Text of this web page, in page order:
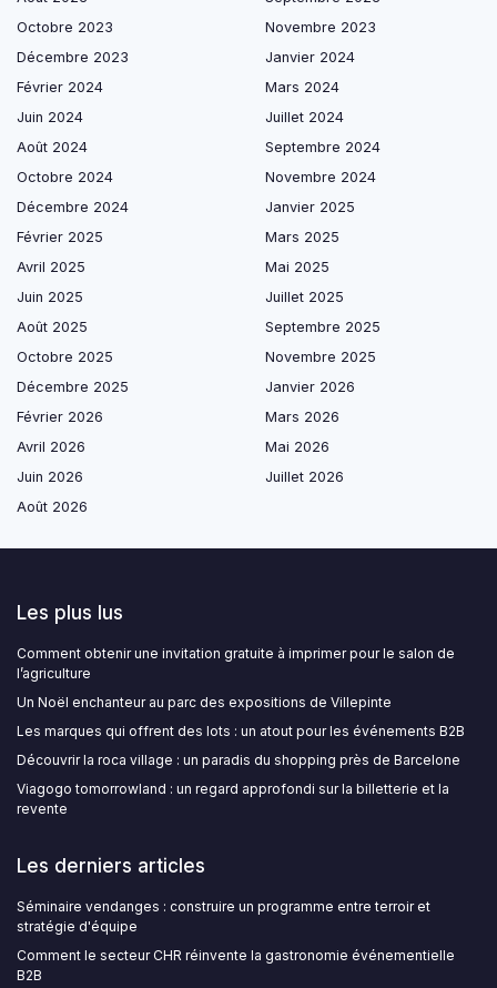
Octobre 2023
Novembre 2023
Décembre 2023
Janvier 2024
Février 2024
Mars 2024
Juin 2024
Juillet 2024
Août 2024
Septembre 2024
Octobre 2024
Novembre 2024
Décembre 2024
Janvier 2025
Février 2025
Mars 2025
Avril 2025
Mai 2025
Juin 2025
Juillet 2025
Août 2025
Septembre 2025
Octobre 2025
Novembre 2025
Décembre 2025
Janvier 2026
Février 2026
Mars 2026
Avril 2026
Mai 2026
Juin 2026
Juillet 2026
Août 2026
Les plus lus
Comment obtenir une invitation gratuite à imprimer pour le salon de
l’agriculture
Un Noël enchanteur au parc des expositions de Villepinte
Les marques qui offrent des lots : un atout pour les événements B2B
Découvrir la roca village : un paradis du shopping près de Barcelone
Viagogo tomorrowland : un regard approfondi sur la billetterie et la
revente
Les derniers articles
Séminaire vendanges : construire un programme entre terroir et
stratégie d'équipe
Comment le secteur CHR réinvente la gastronomie événementielle
B2B